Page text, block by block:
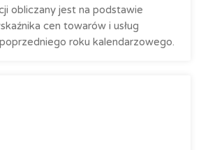
obliczany jest na podstawie
cen towarów i usług
roku kalendarzowego.